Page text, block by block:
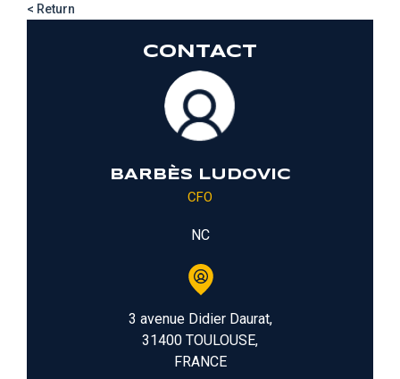
< Return
CONTACT
BARBÈS LUDOVIC
CFO
NC
3 avenue Didier Daurat,
31400 TOULOUSE,
FRANCE